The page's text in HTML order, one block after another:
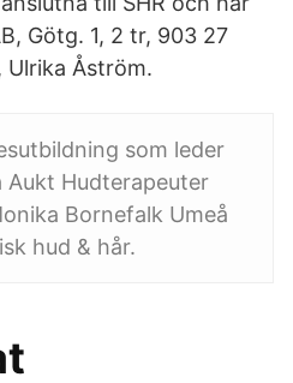
Götg. 1, 2 tr, 903 27
Ulrika Åström.
som leder
Hudterapeuter
Bornefalk Umeå
hud & hår.